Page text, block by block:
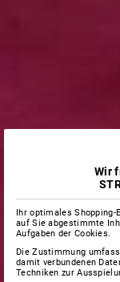
Wir
Ihr optimales Shopping-
auf Sie abgestimmte
Aufgaben der Cookies.
Die Zustimmung
damit verbundenen
Techniken zur